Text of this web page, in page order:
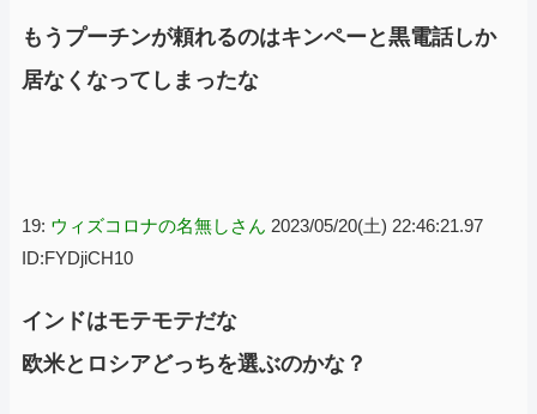
もうプーチンが頼れるのはキンペーと黒電話しか
居なくなってしまったな
19: ウィズコロナの名無しさん 2023/05/20(土) 22:46:21.97
ID:FYDjiCH10
インドはモテモテだな
欧米とロシアどっちを選ぶのかな？